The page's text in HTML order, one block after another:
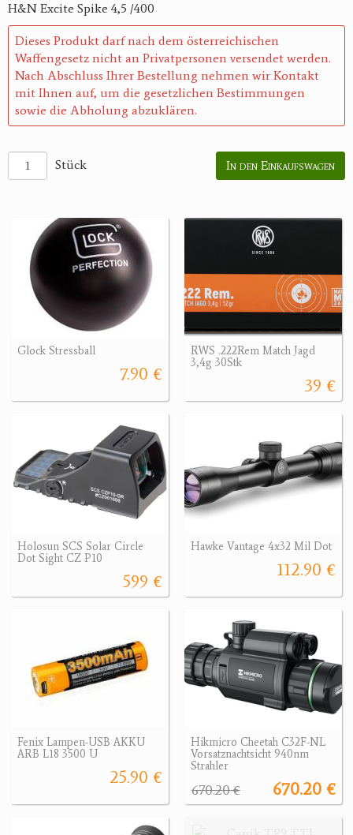
H&N Excite Spike 4,5 /400
Dieses Produkt darf nach dem österreichischen
Waffengesetz nicht an Privatpersonen versendet werden.
Nach Abschluss Ihrer Bestellung nehmen wir Kontakt
mit Ihnen auf, um die gesetzlichen Bestimmungen
sowie die Abholung abzuklären.
Stück In den Einkaufswagen
Glock Stressball
7.90 €
RWS .222Rem Match Jagd
3,4g 30Stk
39 €
Holosun SCS Solar Circle
Dot Sight CZ P10
599 €
Hawke Vantage 4x32 Mil Dot
112.90 €
Fenix Lampen-USB AKKU
ARB L18 3500 U
25.90 €
Hikmicro Cheetah C32F-NL
Vorsatznachtsicht 940nm
Strahler
670.20 €
670.20 €